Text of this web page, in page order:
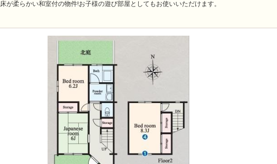
床が柔らかい和室付の物件!お子様の遊び部屋としてもお使いいただけます。